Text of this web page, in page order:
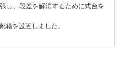
し、段差を解消するために式台を
箱を設置しました。